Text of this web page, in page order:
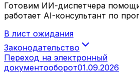
Готовим ИИ-диспетчера
работает AI-консультант по
В лист ожидания
Законодательство
Переход на электронный
документооборот01.09.2026